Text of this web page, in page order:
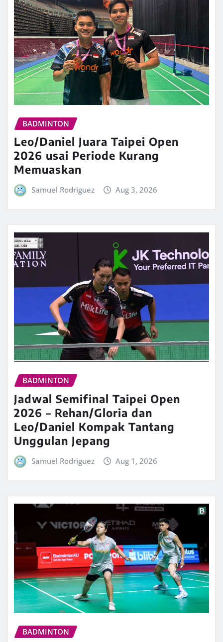
BADMINTON
Leo/Daniel Juara Taipei Open
2026 usai Periode Kurang
Memuaskan
Samuel Rodriguez Aug 3, 2026
BADMINTON
Jadwal Semifinal Taipei Open
2026 – Rehan/Gloria dan
Leo/Daniel Kompak Tantang
Unggulan Jepang
Samuel Rodriguez Aug 1, 2026
BADMINTON